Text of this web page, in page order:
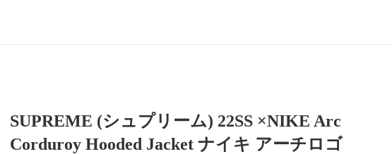
SUPREME (シュプリーム) 22SS ×NIKE Arc
Corduroy Hooded Jacket ナイキ アーチロゴ